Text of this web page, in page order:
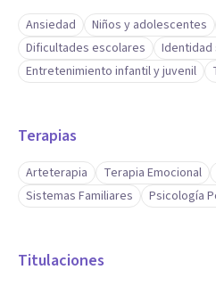
Ansiedad Niños y adolescentes
Dificultades escolares
Identidad
Entretenimiento infantil y juvenil
Terapias
Arteterapia Terapia Emocional
Sistemas Familiares
Psicología
Titulaciones